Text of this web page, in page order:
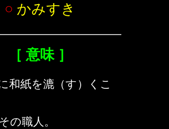
○ かみすき
［ 意味 ］
和紙を漉（す）くこ
の職人。